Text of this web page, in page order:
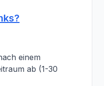
einem
ab (1-30